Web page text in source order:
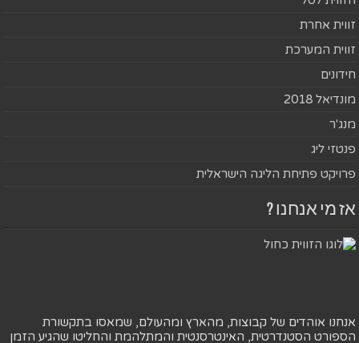
זווית אחרת
זווית המערכת
חידונים
מונדיאל 2018
מנג'ר
פנטזי ליג
פרויקט פתיחת הליגה הישראלית
אז מי אנחנו ?
אנחנו אוהדים של קבוצות, מהארץ ומהעולם, שמאסו בתקשורת
הספורט הסטנדרטית, האינטרסנטית והמתלהמת והחליטו שהגיע הזמן